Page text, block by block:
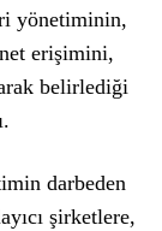
yönetiminin,
erişimini,
belirlediği
darbeden
şirketlere,